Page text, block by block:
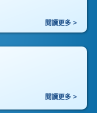
閱讀更多 >
閱讀更多 >